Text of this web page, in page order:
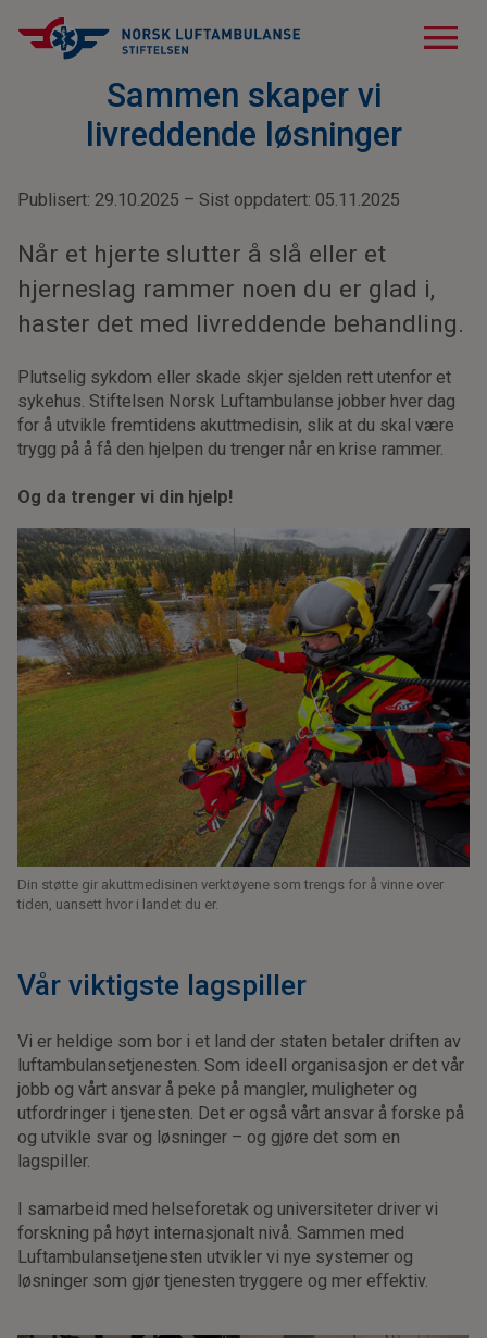
menu
Sammen skaper vi
livreddende løsninger
Publisert: 29.10.2025 – Sist oppdatert: 05.11.2025
Når et hjerte slutter å slå eller et
hjerneslag rammer noen du er glad i,
haster det med livreddende behandling.
Plutselig sykdom eller skade skjer sjelden rett utenfor et
sykehus. Stiftelsen Norsk Luftambulanse jobber hver dag
for å utvikle fremtidens akuttmedisin, slik at du skal være
trygg på å få den hjelpen du trenger når en krise rammer.
Og da trenger vi din hjelp!
Din støtte gir akuttmedisinen verktøyene som trengs for å vinne over
tiden, uansett hvor i landet du er.
Vår viktigste lagspiller
Vi er heldige som bor i et land der staten betaler driften av
luftambulansetjenesten. Som ideell organisasjon er det vår
jobb og vårt ansvar å peke på mangler, muligheter og
utfordringer i tjenesten. Det er også vårt ansvar å forske på
og utvikle svar og løsninger – og gjøre det som en
lagspiller.
I samarbeid med helseforetak og universiteter driver vi
forskning på høyt internasjonalt nivå. Sammen med
Luftambulansetjenesten utvikler vi nye systemer og
løsninger som gjør tjenesten tryggere og mer effektiv.